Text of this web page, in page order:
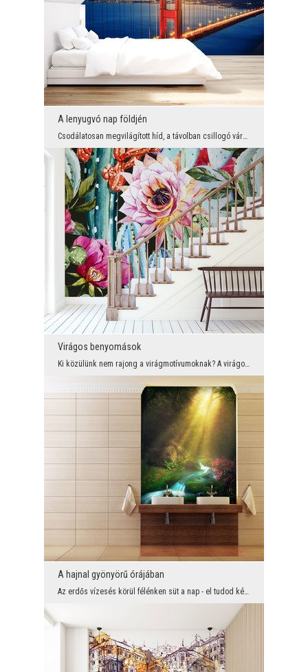
A lenyugvó nap földjén
Csodálatosan megvilágított híd, a távolban csillogó városlámpák és a nap rendkívül látványos leny...
Virágos benyomások
Ki közülünk nem rajong a virágmotívumoknak? A virágos tökéletesség mindig mosolyog, nekünk javul ...
A hajnal gyönyörű órájában
Az erdős vízesés körül félénken süt a nap - el tudod képzelni egy szebb kilátást? Ennek a csodála...